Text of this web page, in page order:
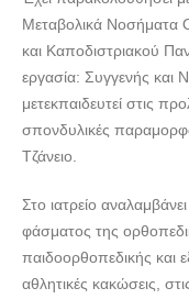
Μεταβολικά Νοσήματα
και Καποδιστριακού
εργασία: Συγγενής και
μετεκπαιδευτεί στις
σπονδυλικές
Τζάνειο.
Στο ιατρείο
φάσματος της
παιδοορθοπεδικής και
αθλητικές κακώσεις,